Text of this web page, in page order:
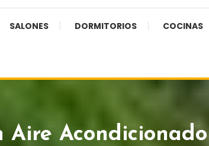
SALONES DORMITORIOS COCINAS
Aire